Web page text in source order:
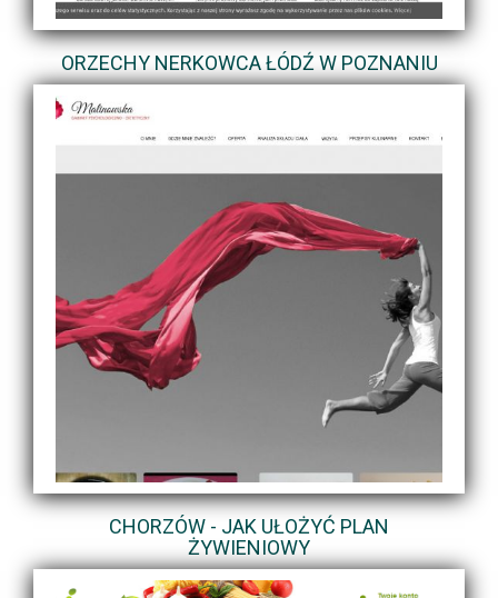
ORZECHY NERKOWCA ŁÓDŹ W POZNANIU
CHORZÓW - JAK UŁOŻYĆ PLAN
ŻYWIENIOWY